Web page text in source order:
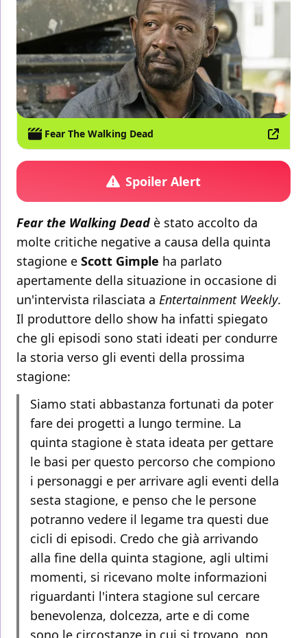
Fear The Walking Dead
Spoiler Alert
Fear the Walking Deadè stato accolto da
molte critiche negative a causa della quinta
stagione e Scott Gimple ha parlato
apertamente della situazione in occasione di
un'intervista rilasciata a Entertainment Weekly.
Il produttore dello show ha infatti spiegato
che gli episodi sono stati ideati per condurre
la storia verso gli eventi della prossima
stagione:
Siamo stati abbastanza fortunati da poter
fare dei progetti a lungo termine. La
quinta stagione è stata ideata per gettare
le basi per questo percorso che compiono
i personaggi e per arrivare agli eventi della
sesta stagione, e penso che le persone
potranno vedere il legame tra questi due
cicli di episodi. Credo che già arrivando
alla fine della quinta stagione, agli ultimi
momenti, si ricevano molte informazioni
riguardanti l'intera stagione sul cercare
benevolenza, dolcezza, arte e di come